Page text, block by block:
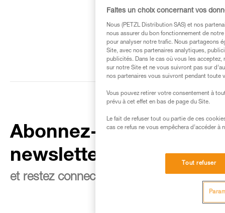
Abonnez-vous à la
newsletter
et restez connecté à notre actualité
Faites un choix concernant vos
Nous (PETZL Distribution SAS) et nos
nous assurer du bon fonctionnement de
pour analyser notre trafic. Nous partageons
Site, avec nos partenaires analytiques,
publicités. Dans le cas où vous les
sur notre Site et ne vous suivront pas sur
nos partenaires vous suivront pendant toute
Vous pouvez retirer votre consentement à
prévu à cet effet en bas de page du Site.
Le fait de refuser tout ou partie de ces
cas ce refus ne vous empêchera d’accéder à
Tout refuser